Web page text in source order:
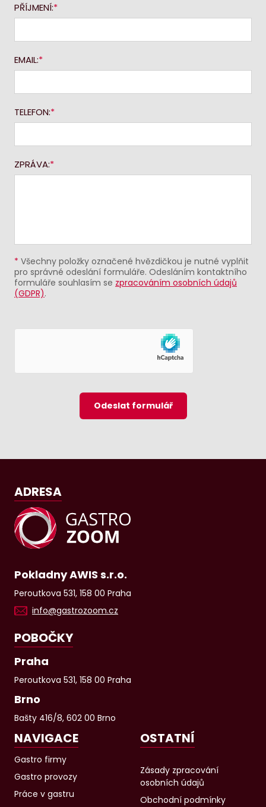
PŘÍJMENÍ:
EMAIL:
TELEFON:
ZPRÁVA:
* Všechny položky označené hvězdičkou je nutné vyplňit
pro správné odeslání formuláře. Odesláním kontaktního
formuláře souhlasím se zpracováním osobních údajů
(GDPR).
Odeslat formulář
ADRESA
Pokladny AWIS s.r.o.
Peroutkova 531, 158 00 Praha
info@gastrozoom.cz
POBOČKY
Praha
Peroutkova 531, 158 00 Praha
Brno
Bašty 416/8, 602 00 Brno
NAVIGACE
Gastro firmy
Gastro provozy
Práce v gastru
OSTATNÍ
Zásady zpracování
osobních údajů
Obchodní podmínky